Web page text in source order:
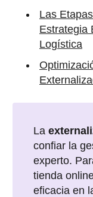
Las
Estrategia
Logística
La
confiar la
experto.
tienda
eficacia en